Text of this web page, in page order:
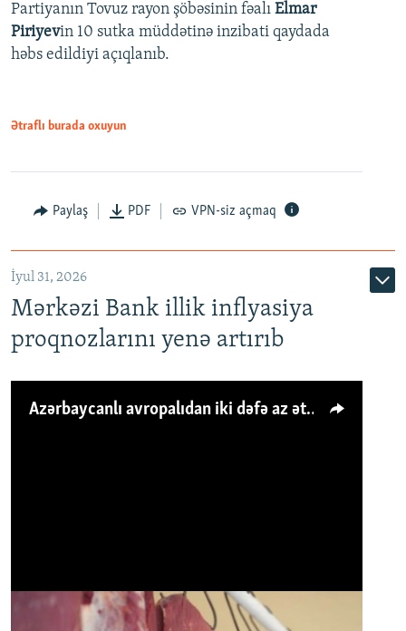
Partiyanın Tovuz rayon şöbəsinin fəalı Elmar
Piriyevin 10 sutka müddətinə inzibati qaydada
həbs edildiyi açıqlanıb.
Ətraflı burada oxuyun
Paylaş PDF VPN-siz açmaq
İyul 31, 2026
Mərkəzi Bank illik inflyasiya
proqnozlarını yenə artırıb
Azərbaycanlı avropalıdan iki dəfə az ət yeyir, amma... 'Qiymət artımı qaçılmazdır'